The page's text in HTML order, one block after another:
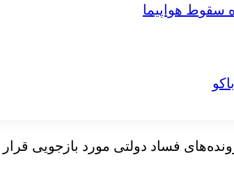
سقوط هواپیما
فساد دولتی مورد بازجویی